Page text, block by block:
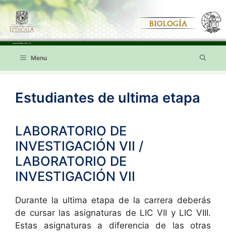
Saltar
contenido
Menu
Estudiantes de ultima etapa
LABORATORIO DE
INVESTIGACIÓN VII /
LABORATORIO DE
INVESTIGACIÓN VII
Durante la ultima etapa de la carrera deberás
de cursar las asignaturas de LIC VII y LIC VIII.
Estas asignaturas a diferencia de las otras